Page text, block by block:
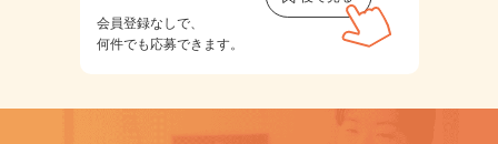
会員登録なしで、
何件でも応募できます。